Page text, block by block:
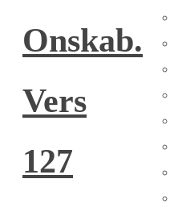
Onskab.
Vers
127